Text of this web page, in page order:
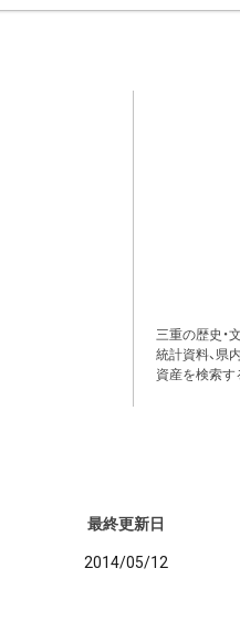
三重の歴史・
統計資料、県
資産を検索す
最終更新日
2014/05/12